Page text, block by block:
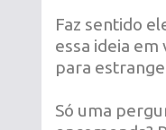
Faz sentido
essa ideia
para
Só uma